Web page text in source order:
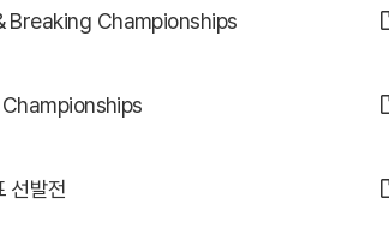
Breaking Championships
선발전